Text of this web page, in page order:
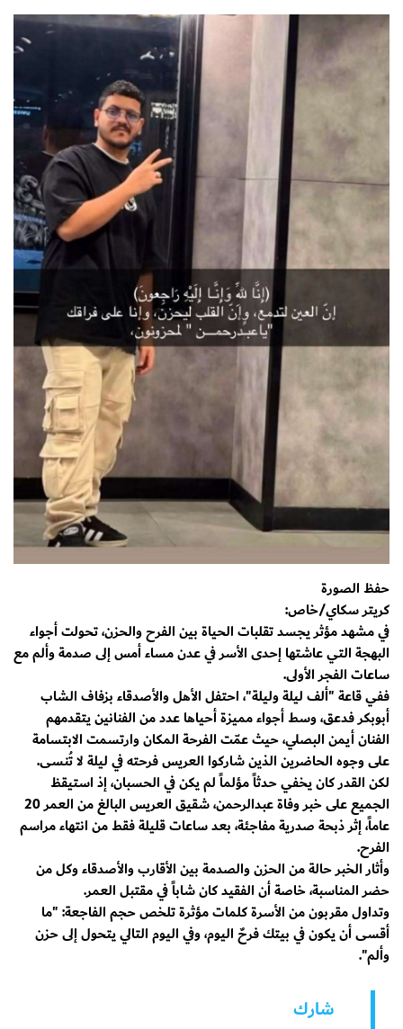
حفظ الصورة
كريتر سكاي/خاص:
في مشهد مؤثر يجسد تقلبات الحياة بين الفرح والحزن، تحولت أجواء
البهجة التي عاشتها إحدى الأسر في عدن مساء أمس إلى صدمة وألم مع
ساعات الفجر الأولى.
ففي قاعة "ألف ليلة وليلة"، احتفل الأهل والأصدقاء بزفاف الشاب
أبوبكر فدعق، وسط أجواء مميزة أحياها عدد من الفنانين يتقدمهم
الفنان أيمن البصلي، حيث عمّت الفرحة المكان وارتسمت الابتسامة
على وجوه الحاضرين الذين شاركوا العريس فرحته في ليلة لا تُنسى.
لكن القدر كان يخفي حدثاً مؤلماً لم يكن في الحسبان، إذ استيقظ
الجميع على خبر وفاة عبدالرحمن، شقيق العريس البالغ من العمر 20
عاماً، إثر ذبحة صدرية مفاجئة، بعد ساعات قليلة فقط من انتهاء مراسم
الفرح.
وأثار الخبر حالة من الحزن والصدمة بين الأقارب والأصدقاء وكل من
حضر المناسبة، خاصة أن الفقيد كان شاباً في مقتبل العمر.
وتداول مقربون من الأسرة كلمات مؤثرة تلخص حجم الفاجعة: "ما
أقسى أن يكون في بيتك فرحٌ اليوم، وفي اليوم التالي يتحول إلى حزن
وألم".
شارك